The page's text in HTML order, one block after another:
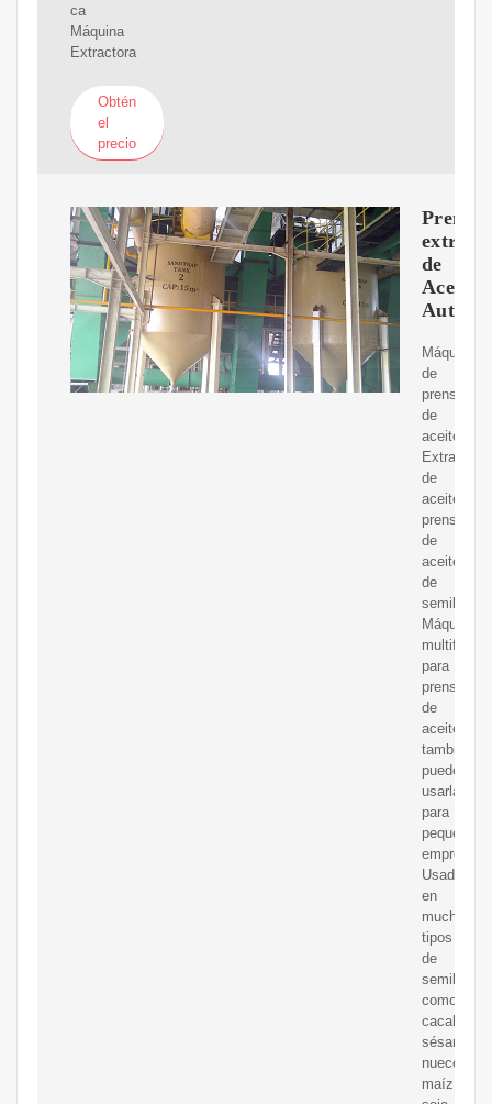
ca
Máquina
Extractora
Obtén
el
precio
Prensa
de
Aceite
Máquina
de
prensado
de
aceite
Extractor
de
aceite,
prensa
de
aceite
de
semillas
Máquina
para
prensas
de
aceite,
también
puede
usarla
para
pequeñas
empresas
Usado
en
muchos
tipos
de
semillas,
como
sésamo,
nueces,
maíz,